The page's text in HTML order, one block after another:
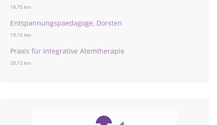
18,75 km
Entspannungspaedagoge, Dorsten
19,15 km
Praxis für integrative Atemtherapie
20,13 km